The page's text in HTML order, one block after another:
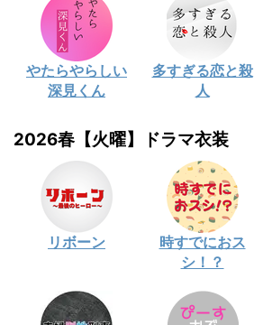
やたらやらしい
深見くん
多すぎる恋と殺
人
2026春【火曜】ドラマ衣装
リボーン
時すでにおス
シ！？